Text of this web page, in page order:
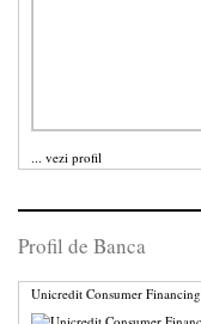
... vezi profil
Profil de Banca
Unicredit Consumer Financing